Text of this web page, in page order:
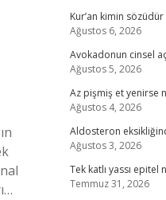
Kur’an kimin sözüdür
Ağustos 6, 2026
Avokadonun cinsel
Ağustos 5, 2026
Az pişmiş et yenirse
Ağustos 4, 2026
Aldosteron
Ağustos 3, 2026
Tek katlı yassı epitel
Temmuz 31, 2026